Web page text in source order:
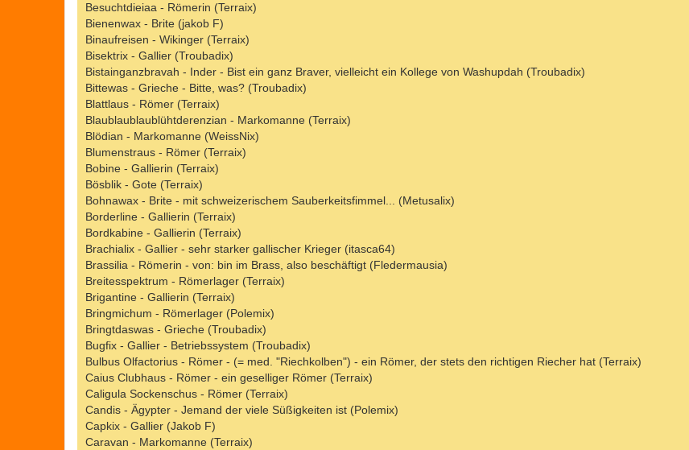
Besuchtdieiaa - Römerin (Terraix)
Bienenwax - Brite (jakob F)
Binaufreisen - Wikinger (Terraix)
Bisektrix - Gallier (Troubadix)
Bistainganzbravah - Inder - Bist ein ganz Braver, vielleicht ein Kollege von Washupdah (Troubadix)
Bittewas - Grieche - Bitte, was? (Troubadix)
Blattlaus - Römer (Terraix)
Blaublaublaublühtderenzian - Markomanne (Terraix)
Blödian - Markomanne (WeissNix)
Blumenstraus - Römer (Terraix)
Bobine - Gallierin (Terraix)
Bösblik - Gote (Terraix)
Bohnawax - Brite - mit schweizerischem Sauberkeitsfimmel... (Metusalix)
Borderline - Gallierin (Terraix)
Bordkabine - Gallierin (Terraix)
Brachialix - Gallier - sehr starker gallischer Krieger (itasca64)
Brassilia - Römerin - von: bin im Brass, also beschäftigt (Fledermausia)
Breitesspektrum - Römerlager (Terraix)
Brigantine - Gallierin (Terraix)
Bringmichum - Römerlager (Polemix)
Bringtdaswas - Grieche (Troubadix)
Bugfix - Gallier - Betriebssystem (Troubadix)
Bulbus Olfactorius - Römer - (= med. "Riechkolben") - ein Römer, der stets den richtigen Riecher hat (Terraix)
Caius Clubhaus - Römer - ein geselliger Römer (Terraix)
Caligula Sockenschus - Römer (Terraix)
Candis - Ägypter - Jemand der viele Süßigkeiten ist (Polemix)
Capkix - Gallier (Jakob F)
Caravan - Markomanne (Terraix)